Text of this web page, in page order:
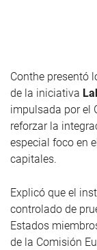
Conthe presentó
de la iniciativa
impulsada por el
reforzar la
especial foco en
capitales.
Explicó que el
controlado de
Estados
de la Comisión